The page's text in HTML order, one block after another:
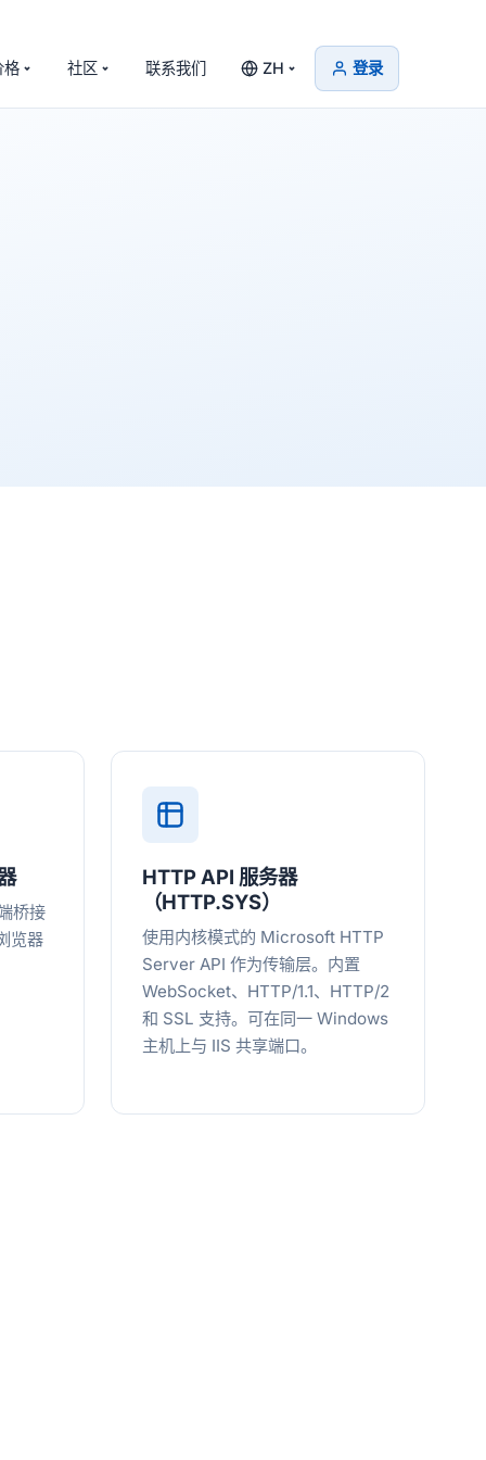
格 社区 联系我们 ZH 登录
桥接
览器
HTTP API 服务器
（HTTP.SYS）
使用内核模式的 Microsoft HTTP
Server API 作为传输层。内置
WebSocket、HTTP/1.1、HTTP/2
和 SSL 支持。可在同一 Windows
主机上与 IIS 共享端口。